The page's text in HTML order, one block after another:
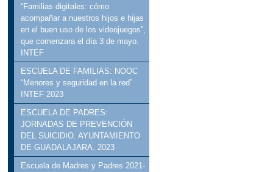
“Familias digitales: cómo
acompañar a nuestros hijos e hijas
en el buen uso de los videojuegos”,
que comenzara el día 3 de mayo.
INTEF
ESCUELA DE FAMILIAS: NOOC
“Menores y seguridad en la red”
INTEF 2023
ESCUELA DE PADRES:
JORNADAS DE PREVENCIÓN
DEL SUICIDIO. AYUNTAMIENTO
DE GUADALAJARA. 2023
Escuela de Madres y Padres 2021-